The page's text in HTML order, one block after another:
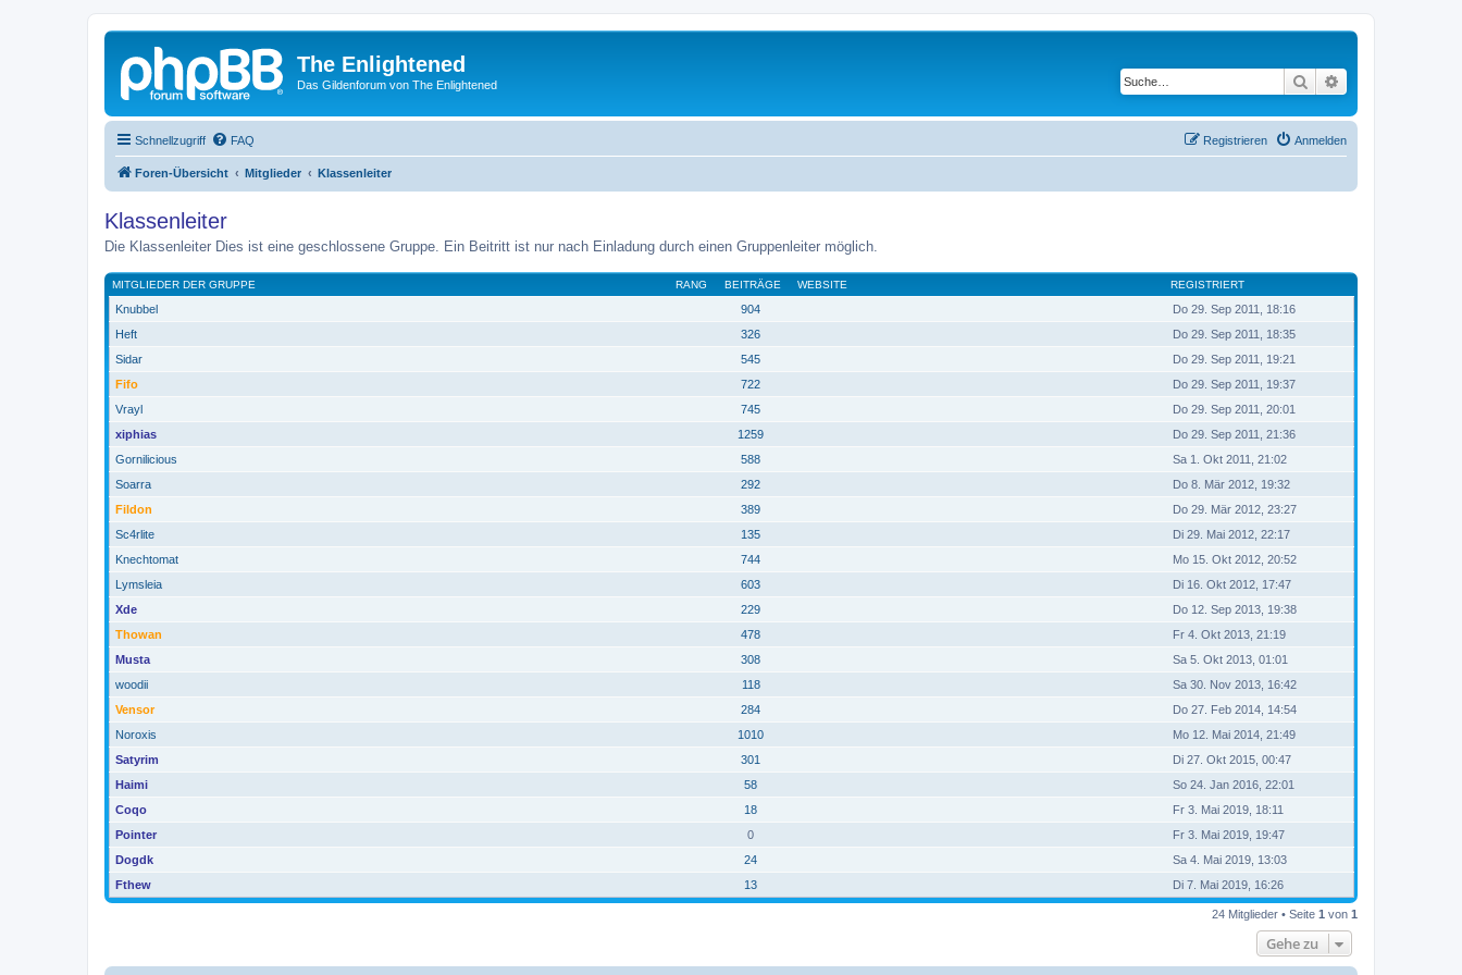
The Enlightened
Das Gildenforum von The Enlightened Suche
Schnellzugriff FAQ Anmelden
Registrieren
Foren-Übersicht Mitglieder Klassenleiter
Klassenleiter
Die Klassenleiter Dies ist eine geschlossene Gruppe. Ein Beitritt ist nur nach Einladung durch einen Gruppenleiter möglich.
RANG
MITGLIEDER DER GRUPPE BEITRÄGE WEBSITE REGISTRIERT
Knubbel 904
Do 29. Sep 2011, 18:16
Heft
326
Do 29. Sep 2011, 18:35
Sidar
545
Do 29. Sep 2011, 19:21
Fifo
722
Do 29. Sep 2011, 19:37
Vrayl
745
Do 29. Sep 2011, 20:01
xiphias
1259
Do 29. Sep 2011, 21:36
Gornilicious
588
Sa 1. Okt 2011, 21:02
Soarra
292
Do 8. Mär 2012, 19:32
Fildon
389
Do 29. Mär 2012, 23:27
Sc4rlite
135
Di 29. Mai 2012, 22:17
Knechtomat
744
Mo 15. Okt 2012, 20:52
Lymsleia
603
Di 16. Okt 2012, 17:47
Xde
229
Do 12. Sep 2013, 19:38
Thowan
478
Fr 4. Okt 2013, 21:19
Musta
308
Sa 5. Okt 2013, 01:01
woodii
118
Sa 30. Nov 2013, 16:42
Vensor
284
Do 27. Feb 2014, 14:54
Noroxis
1010
Mo 12. Mai 2014, 21:49
Satyrim
301
Di 27. Okt 2015, 00:47
Haimi
58
So 24. Jan 2016, 22:01
Coqo
18
Fr 3. Mai 2019, 18:11
Pointer
0
Fr 3. Mai 2019, 19:47
Dogdk
24
Sa 4. Mai 2019, 13:03
Fthew
13 Di 7. Mai 2019, 16:26
24 Mitglieder • Seite 1 von 1
Gehe zu